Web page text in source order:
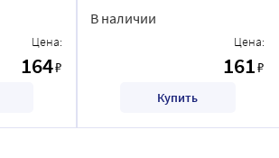
Цена:
164₽
В наличии
Цена:
161₽
Купить